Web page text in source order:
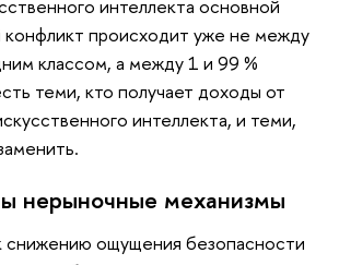
интеллекта основной
происходит уже не между
классом, а между 1 и 99 %
теми, кто получает доходы от
интеллекта, и теми,
нерыночные механизмы
снижению ощущения безопасности